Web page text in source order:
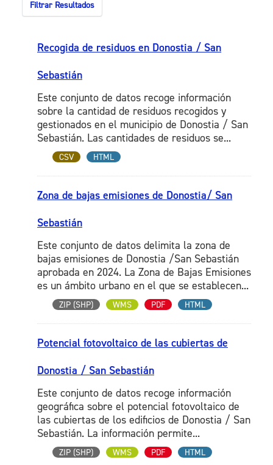
Filtrar Resultados
Recogida de residuos en Donostia / San
Sebastián
Este conjunto de datos recoge información
sobre la cantidad de residuos recogidos y
gestionados en el municipio de Donostia / San
Sebastián. Las cantidades de residuos se...
CSV HTML
Zona de bajas emisiones de Donostia/ San
Sebastián
Este conjunto de datos delimita la zona de
bajas emisiones de Donostia /San Sebastián
aprobada en 2024. La Zona de Bajas Emisiones
es un ámbito urbano en el que se establecen...
ZIP (SHP) WMS PDF HTML
Potencial fotovoltaico de las cubiertas de
Donostia / San Sebastián
Este conjunto de datos recoge información
geográfica sobre el potencial fotovoltaico de
las cubiertas de los edificios de Donostia / San
Sebastián. La información permite...
ZIP (SHP) WMS PDF HTML